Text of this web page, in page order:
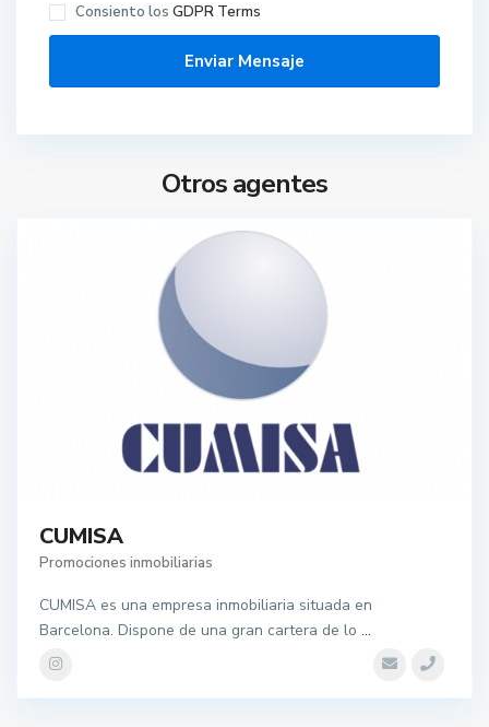
Consiento los GDPR Terms
Otros agentes
CUMISA
Promociones inmobiliarias
CUMISA es una empresa inmobiliaria situada en
Barcelona. Dispone de una gran cartera de lo ...